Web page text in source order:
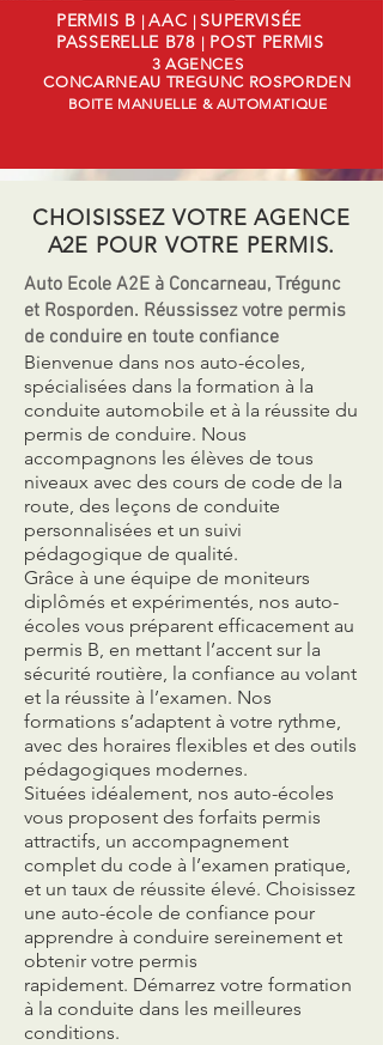
PERMIS B |AAC |SUPERVISÉE
PASSERELLE B78 |POST PERMIS
3 AGENCES
CONCARNEAU TREGUNC ROSPORDEN
BOITE MANUELLE & AUTOMATIQUE
CHOISISSEZ VOTRE AGENCE
A2E POUR VOTRE PERMIS.
Auto Ecole A2E à Concarneau, Trégunc
et Rosporden. Réussissez votre permis
de conduire en toute confiance
Bienvenue dans nos auto-écoles,
spécialisées dans la formation à la
conduite automobile et à la réussite du
permis de conduire. Nous
accompagnons les élèves de tous
niveaux avec des cours de code de la
route, des leçons de conduite
personnalisées et un suivi
pédagogique de qualité.
Grâce à une équipe de moniteurs
diplômés et expérimentés, nos auto-
écoles vous préparent efficacement au
permis B, en mettant l’accent sur la
sécurité routière, la confiance au volant
et la réussite à l’examen. Nos
formations s’adaptent à votre rythme,
avec des horaires flexibles et des outils
pédagogiques modernes.
Situées idéalement, nos auto-écoles
vous proposent des forfaits permis
attractifs, un accompagnement
complet du code à l’examen pratique,
et un taux de réussite élevé. Choisissez
une auto-école de confiance pour
apprendre à conduire sereinement et
obtenir votre permis
rapidement. Démarrez votre formation
à la conduite dans les meilleures
conditions.